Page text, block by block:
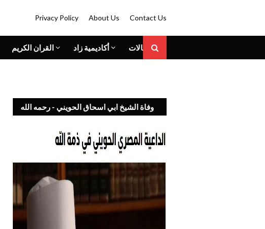
Privacy Policy About Us Contact Us
القران الكريم أكاديمية زاد المقالات
وفاة الشيخ ابي اسحاق الحويني - رحمه الله